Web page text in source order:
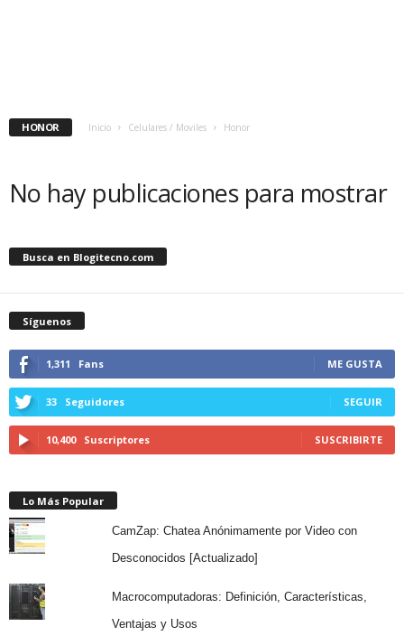
HONOR Inicio Celulares / Moviles Honor
No hay publicaciones para mostrar
Busca en Blogitecno.com
Síguenos
1,311 Fans ME GUSTA
33 Seguidores SEGUIR
10,400 Suscriptores SUSCRIBIRTE
Lo Más Popular
CamZap: Chatea Anónimamente por Video con
Desconocidos [Actualizado]
Macrocomputadoras: Definición, Características,
Ventajas y Usos